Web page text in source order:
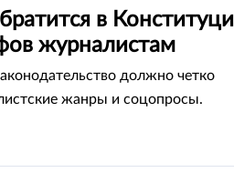
в
журналистам
должно четко
жанры и соцопросы.